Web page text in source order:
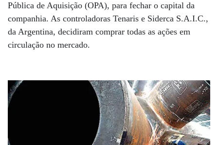
Pública de Aquisição (OPA), para fechar o capital da
companhia. As controladoras Tenaris e Siderca S.A.I.C.,
da Argentina, decidiram comprar todas as ações em
circulação no mercado.